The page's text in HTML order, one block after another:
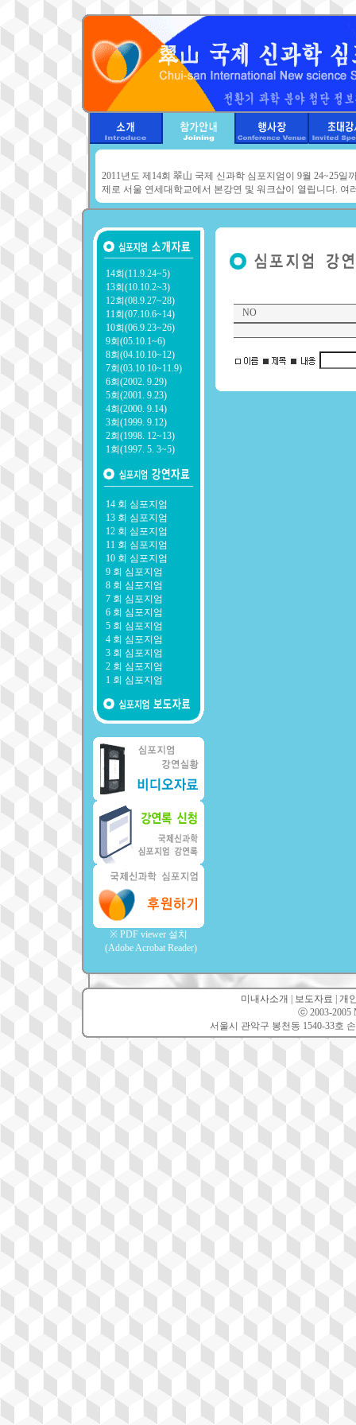
2011년도 제14회 翠山 국제 신과학 심포지엄이 9월 24~25일
제로 서울 연세대학교에서 본강연 및 워크샵이 열립니다. 여
14회(11.9.24~5)
13회(10.10.2~3)
12회(08.9.27~28)
11회(07.10.6~14)
10회(06.9.23~26)
9회(05.10.1~6)
8회(04.10.10~12)
7회(03.10.10~11.9)
6회(2002. 9.29)
5회(2001. 9.23)
4회(2000. 9.14)
3회(1999. 9.12)
2회(1998. 12~13)
1회(1997. 5. 3~5)
14 회 심포지엄
13 회 심포지엄
12 회 심포지엄
11 회 심포지엄
10 회 심포지엄
9 회 심포지엄
8 회 심포지엄
7 회 심포지엄
6 회 심포지엄
5 회 심포지엄
4 회 심포지엄
3 회 심포지엄
2 회 심포지엄
1 회 심포지엄
※ PDF viewer 설치
(Adobe Acrobat Reader)
NO
미내사소개 보도자료
개
ⓒ 2003-2005
서울시 관악구 봉천동 1540-33호